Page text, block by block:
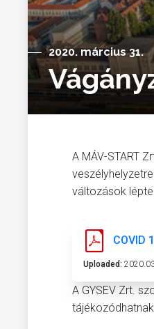
2020. március 31.
A MÁV-START
változások
COVID
Uploaded:
A GYSEV Zrt.
tájékozódhatnak.